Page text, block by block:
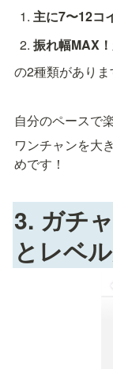
主に7〜12コ
振れ幅MAX
の2種類がありま
自分のペースで
ワンチャンを大
めです！
3. ガチ
とレベ